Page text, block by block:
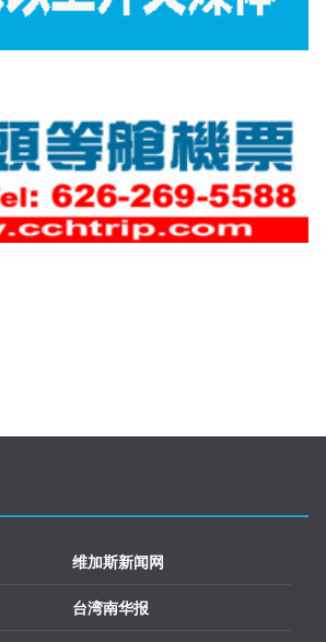
维加斯新闻网
台湾南华报